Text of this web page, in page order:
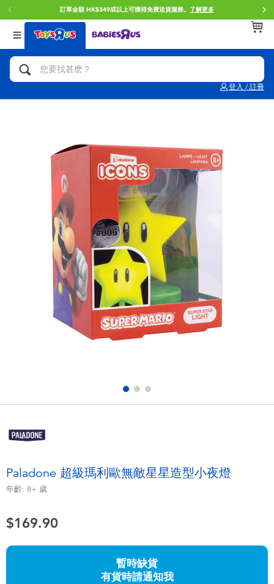
訂單金額 HK$349或以上可獲得免費送貨服務。 了解更多
登入 / 註冊
返回
分類目錄
人氣英雄,角色扮演,射擊玩具
玩具車,貨車,火車及遙控系列
手工藝,文具,蠟筆,泥膠,畫板
娃娃, 芭比,收藏公仔
電子玩具
遊戲及拼圖系列
毛毛公仔玩具
夏日用品
返回
品牌
Brunch Brother 早午餐兄弟
Mini Brands
Play-Doh培樂多
Pokemon寶可夢
playpop
LEGO樂高
返回
年齢
0~2歳
8~11歳
12~14歳
14歳以上
Paladone 超級瑪利歐無敵星星造型小夜燈
年齡: 8+ 歲
$169.90
暫時缺貨
有貨時請通知我